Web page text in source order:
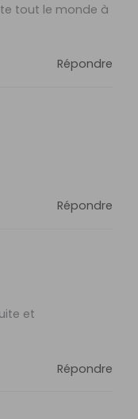
tout le monde à
Répondre
Répondre
et
Répondre